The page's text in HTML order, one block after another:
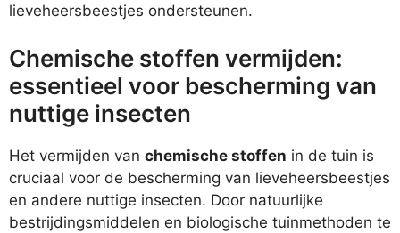
lieveheersbeestjes ondersteunen.
Chemische stoffen vermijden:
essentieel voor bescherming van
nuttige insecten
Het vermijden van chemische stoffen in de tuin is
cruciaal voor de bescherming van lieveheersbeestjes
en andere nuttige insecten. Door natuurlijke
bestrijdingsmiddelen en biologische tuinmethoden te